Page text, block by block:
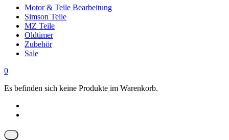
Motor & Teile Bearbeitung
Simson Teile
MZ Teile
Oldtimer
Zubehör
Sale
0
Es befinden sich keine Produkte im Warenkorb.